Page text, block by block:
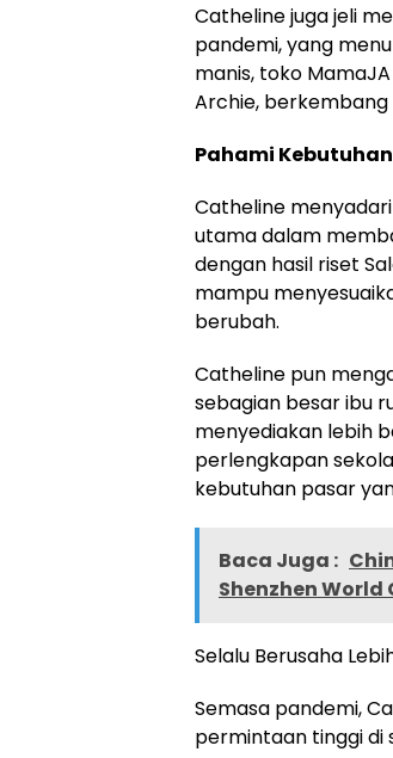
Catheline juga jeli
pandemi, yang
manis, toko
Archie, berkembang
Pahami
Catheline
utama dalam
dengan hasil riset
mampu
berubah.
Catheline pun
sebagian besar ibu
menyediakan lebih
perlengkapan
kebutuhan pasar
Baca Juga :
Shenzhen
Selalu Berusaha
Semasa pandemi,
permintaan tinggi di